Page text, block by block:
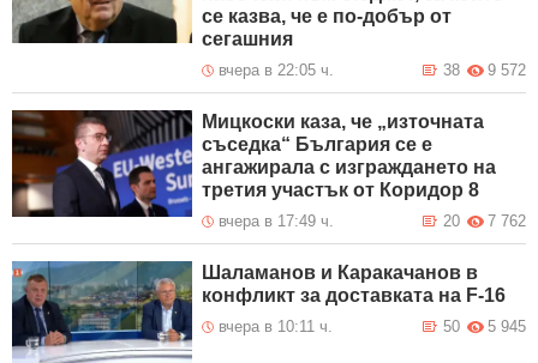
се казва, че е по-добър от
сегашния
вчера в 22:05 ч. 9 572
38
Мицкоски каза, че „източната
съседка“ България се е
ангажирала с изграждането на
третия участък от Коридор 8
вчера в 17:49 ч. 7 762
20
Шаламанов и Каракачанов в
конфликт за доставката на F-16
вчера в 10:11 ч. 5 945
50